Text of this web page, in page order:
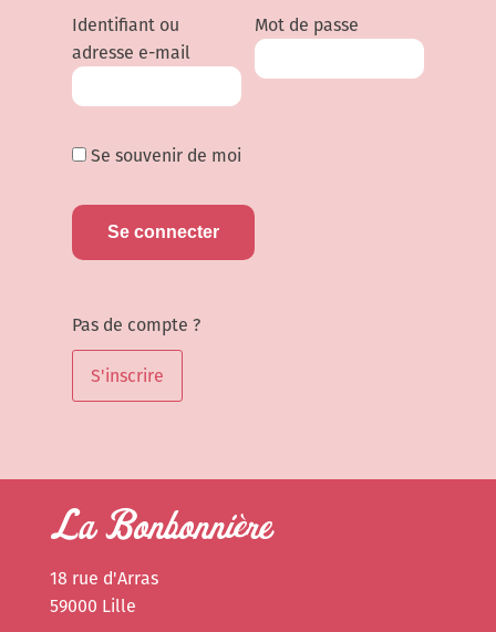
Identifiant ou
adresse e-mail
Mot de passe
Se souvenir de moi
Pas de compte ?
S'inscrire
La Bonbonnière
18 rue d'Arras
59000 Lille